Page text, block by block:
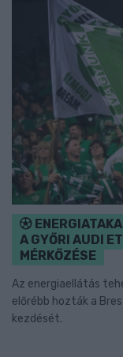
A GYŐRI AUDI
MÉRKŐZÉSE
Az energiaellátás
előrébb hozták a
kezdését.